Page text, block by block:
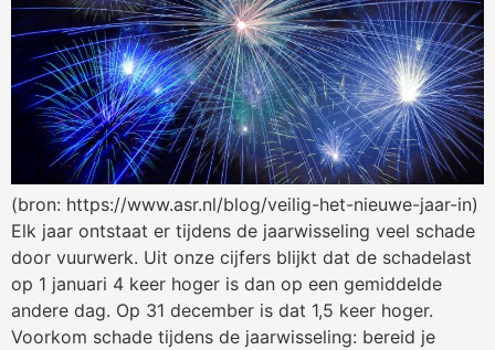
(bron: https://www.asr.nl/blog/veilig-het-nieuwe-jaar-in)
Elk jaar ontstaat er tijdens de jaarwisseling veel schade
door vuurwerk. Uit onze cijfers blijkt dat de schadelast
op 1 januari 4 keer hoger is dan op een gemiddelde
andere dag. Op 31 december is dat 1,5 keer hoger.
Voorkom schade tijdens de jaarwisseling: bereid je